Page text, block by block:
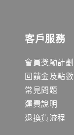
客戶服務
會員獎勵計劃
回饋金及點數
常見問題
運費說明
退換貨流程